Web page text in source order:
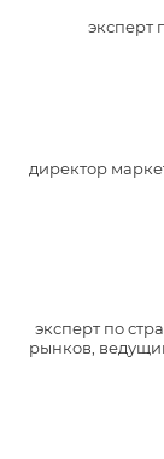
эксперт
директор
эксперт по
рынков,